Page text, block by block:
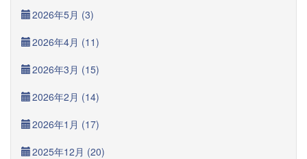
2026年5月 (3)
2026年4月 (11)
2026年3月 (15)
2026年2月 (14)
2026年1月 (17)
2025年12月 (20)